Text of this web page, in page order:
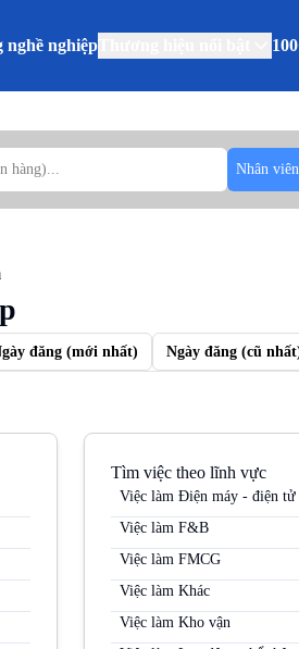
nghề nghiệp
Nhân
đăng (mới nhất) Ngày đăng (cũ
Tìm việc theo lĩnh vực
Việc làm Điện máy - điện tử
Việc làm F&B
Việc làm FMCG
Việc làm Khác
Việc làm Kho vận